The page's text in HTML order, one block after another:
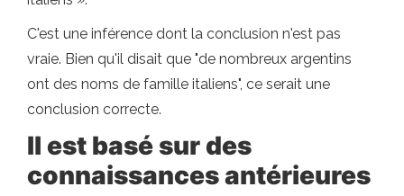
C'est une inférence dont la conclusion n'est pas
vraie. Bien qu'il disait que "de nombreux argentins
ont des noms de famille italiens", ce serait une
conclusion correcte.
Il est basé sur des
connaissances antérieures